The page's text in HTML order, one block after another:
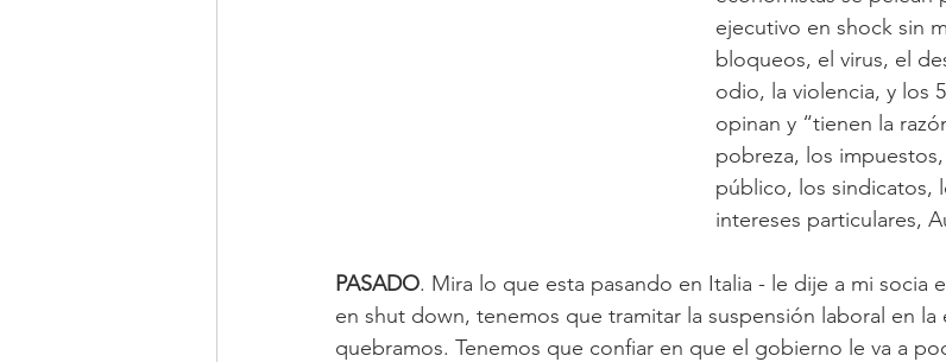
ejecutivo en shock sin
bloqueos, el virus, el
odio, la violencia, y los
opinan y “tienen la
pobreza, los
público, los sindicatos,
intereses particulares,
PASADO. Mira lo que esta pasando en Italia - le dije a mi socia
en shut down, tenemos que tramitar la suspensión laboral en
quebramos. Tenemos que confiar en que el gobierno le va a